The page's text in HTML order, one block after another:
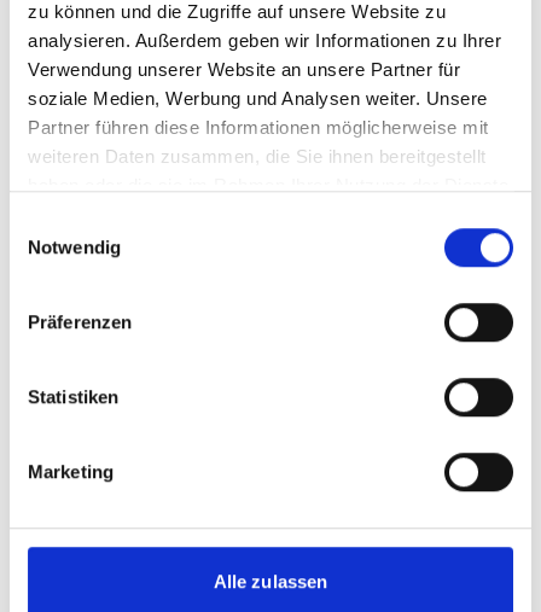
zu können und die Zugriffe auf unsere Website zu
analysieren. Außerdem geben wir Informationen zu Ihrer
Verwendung unserer Website an unsere Partner für
soziale Medien, Werbung und Analysen weiter. Unsere
Partner führen diese Informationen möglicherweise mit
weiteren Daten zusammen, die Sie ihnen bereitgestellt
Notwendig
Präferenzen
Statistiken
Marketing
Alle zulassen
Warum Banovia in
Krefeld und NRW?
Warum Banovia in Krefeld und
NRW die richtige Wahl ist
Mit unserer jahrelangen Erfahrung im Bereich
Ihnen maßgeschneiderte, barrierefreie
dass Ihr Badezimmer den höchsten Standards
Außerdem unterstützen wir Sie bei der
Erfahrenes Team im Bereich barrierefreie
Badsanierungen in NRW
Düsseldorf und Umgebung